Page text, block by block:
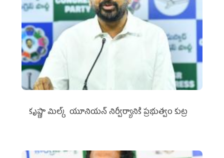
కృష్ణా మిల్క్‌ యూనియన్‌ నిర్వీర్యానికి ప్రభుత్వం కుట్ర